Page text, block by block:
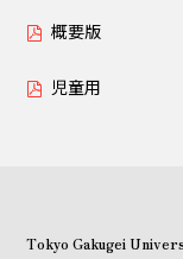
概要版
児童用
Tokyo Gakugei